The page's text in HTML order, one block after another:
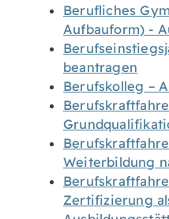
Berufliches
Aufbauform) -
beantragen
Berufskolleg –
Weiterbildung
Zertifizierung